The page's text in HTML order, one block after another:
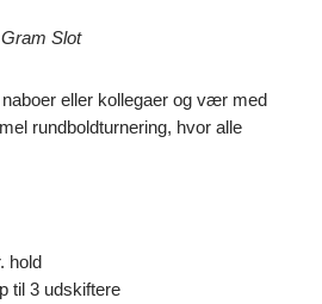
Slot
eller kollegaer og vær med
rundboldturnering, hvor alle
hold
til 3 udskiftere